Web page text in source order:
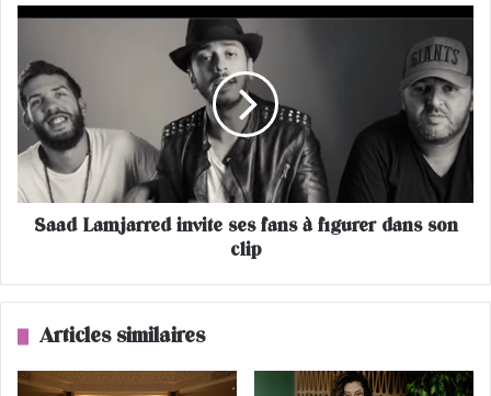
o
n
y
H
a
l
y
e
S
d
L
a
m
a
i
Saad Lamjarred invite ses fans à figurer dans son
clip
Articles similaires